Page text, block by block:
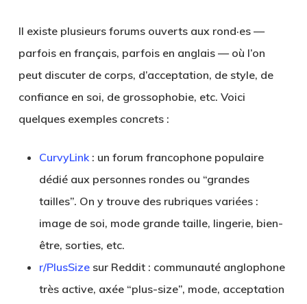
Il existe plusieurs forums ouverts aux rond·es —
parfois en français, parfois en anglais — où l’on
peut discuter de corps, d’acceptation, de style, de
confiance en soi, de grossophobie, etc. Voici
quelques exemples concrets :
CurvyLink: un forum francophone populaire
dédié aux personnes rondes ou “grandes
tailles”. On y trouve des rubriques variées :
image de soi, mode grande taille, lingerie, bien-
être, sorties, etc.
r/PlusSizesur Reddit : communauté anglophone
très active, axée “plus-size”, mode, acceptation